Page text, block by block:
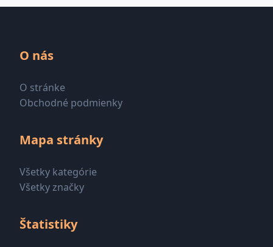
O nás
O stránke
Obchodné podmienky
Mapa stránky
Všetky kategórie
Všetky značky
Štatistiky